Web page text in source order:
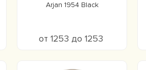
Arjan 1954 Black
от 1253 до 1253